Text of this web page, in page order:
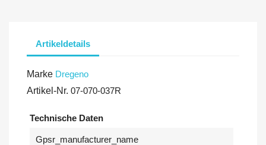
Artikeldetails
Marke Dregeno
Artikel-Nr. 07-070-037R
Technische Daten
Gpsr_manufacturer_name